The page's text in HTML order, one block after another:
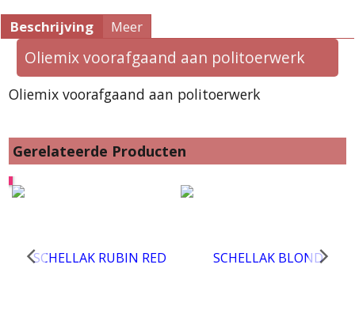
Beschrijving Meer
Oliemix voorafgaand aan politoerwerk
Oliemix voorafgaand aan politoerwerk
Gerelateerde Producten